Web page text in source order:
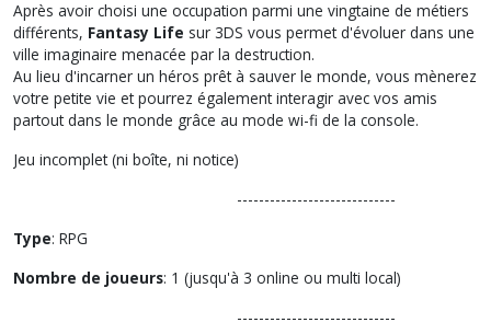
Après avoir choisi une occupation parmi une vingtaine de métiers
différents, Fantasy Life sur 3DS vous permet d'évoluer dans une
ville imaginaire menacée par la destruction.
Au lieu d'incarner un héros prêt à sauver le monde, vous mènerez
votre petite vie et pourrez également interagir avec vos amis
partout dans le monde grâce au mode wi-fi de la console.
Jeu incomplet (ni boîte, ni notice)
-----------------------------
Type: RPG
Nombre de joueurs: 1 (jusqu'à 3 online ou multi local)
-----------------------------